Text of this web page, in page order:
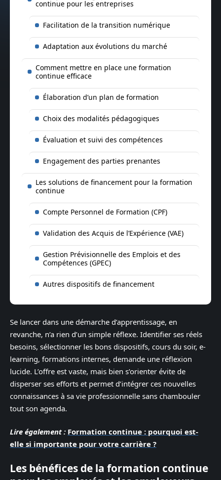
continue pour les entreprises
Facilitation de la transition numérique
Adaptation aux évolutions du marché
Comment mettre en place une formation
continue efficace
Élaboration d’un plan de formation
Choix des modalités pédagogiques
Évaluation et suivi des compétences
Engagement des parties prenantes
Les solutions de financement pour la formation
continue
Compte Personnel de Formation (CPF)
Validation des Acquis de l’Expérience (VAE)
Gestion Prévisionnelle des Emplois et des
Compétences (GPEC)
Autres dispositifs de financement
Se lancer dans une démarche d’apprentissage, en
revanche, n’a rien d’un simple réflexe. Identifier ses réels
besoins, sélectionner les bons dispositifs, cours du soir, e-
learning, formations internes, demande une réflexion
lucide. L’offre est vaste, mais bien s’orienter évite de
disperser ses efforts et permet d’intégrer ces nouvelles
connaissances à sa vie professionnelle sans chambouler
tout son agenda.
Lire également : Formation continue : pourquoi est-
elle si importante pour votre carrière ?
Les bénéfices de la formation continue